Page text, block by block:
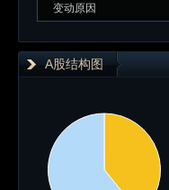
变动原因
A股结构图